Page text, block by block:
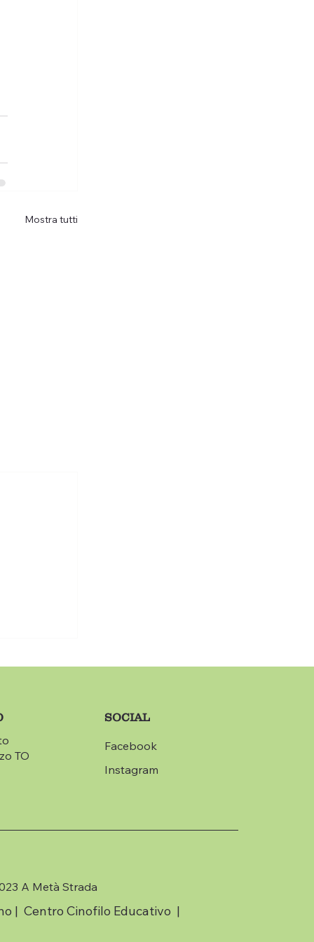
Mostra tutti
TO
SOCIAL
Facebook
Instagram
A Metà Strada
| Centro Cinofilo Educativo |